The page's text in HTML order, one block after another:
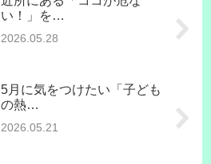
い！」を…
2026.05.28
5月に気をつけたい「子ども
の熱…
2026.05.21